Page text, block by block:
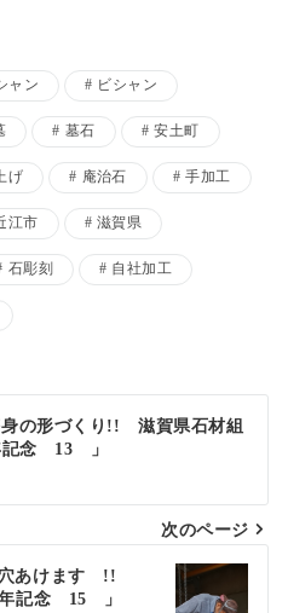
ャン ビシャン
墓石 安土町
げ 庵治石 手加工
江市 滋賀県
石彫刻 自社加工
身の形づくり!! 滋賀県石材組
記念 13 」
次のページ
に穴あけます !!
年記念 15 」